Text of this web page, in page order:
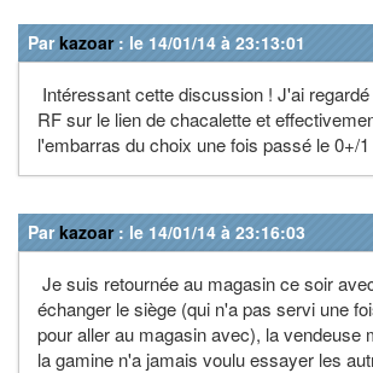
Parkazoar: le 14/01/14 à 23:13:01
Intéressant cette discussion ! J'ai
RF sur le lien de chacalette et
l'embarras du choix une fois passé le 0+/1
Parkazoar: le 14/01/14 à 23:16:03
Je suis retournée au magasin ce soir
échanger le siège (qui n'a pas servi une
pour aller au magasin avec), la
la gamine n'a jamais voulu essayer les